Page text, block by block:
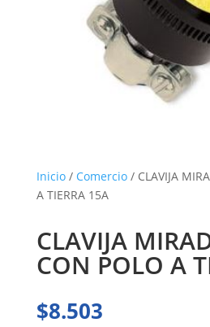
Inicio/ Comercio/ CLAVIJA
A TIERRA 15A
CLAVIJA
CON POLO A
$8.503